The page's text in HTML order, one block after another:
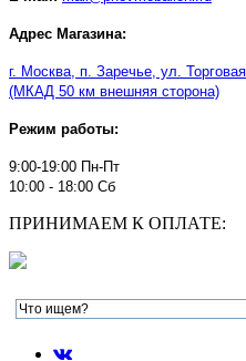
Адрес Магазина:
г. Москва, п. Заречье, ул.
(МКАД 50 км внешняя сторона)
Режим работы:
9:00-19:00 Пн-Пт
10:00 - 18:00 Сб
ПРИНИМАЕМ К ОПЛАТЕ: